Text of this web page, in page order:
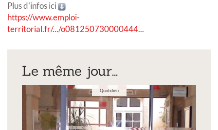
Plus d'infos ici
https://www.emploi-
territorial.fr/.../o081250730000444...
Le même jour...
Quotidien